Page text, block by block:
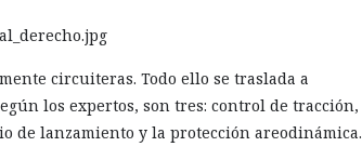
circuiteras. Todo ello se traslada a
los expertos, son tres: control de tracción,
de lanzamiento y la protección areodinámica.